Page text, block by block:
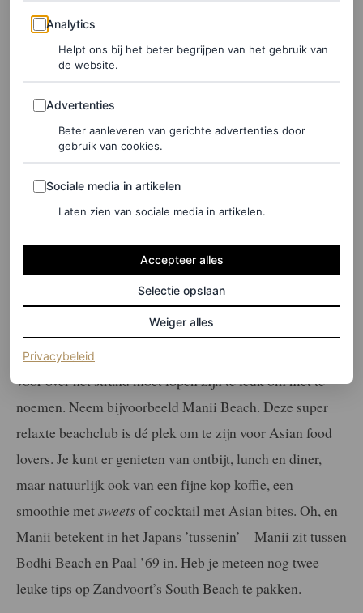
houseen met een heleboel liefde gemaakt.
Pele Surf Shack, Rechtestraat 24, Hoek van Holland
LEES OOK
Zonnige rooftopbars in Amsterdam met
spectaculair uitzicht over de stad
MARJOLEIN VAN DEN BRAND
Manii Beach, Zandvoort
Het liefst houden we dehidden gemsop het Zuidstrand
van Zandvoort nog evenhidden, maar de strandtenten
waar je vanaf het einde van de boulevard nog een stuk
voor over het strand moet lopen zijn té leuk om niet te
noemen. Neem bijvoorbeeld Manii Beach. Deze super
relaxte beachclub is dé plek om te zijn voor Asian food
lovers. Je kunt er genieten van ontbijt, lunch en diner,
maar natuurlijk ook van een fijne kop koffie, een
smoothie metsweetsof cocktail met Asian bites. Oh, en
Manii betekent in het Japans ’tussenin’ – Manii zit tussen
Bodhi Beach en Paal ’69 in. Heb je meteen nog twee
leuke tips op Zandvoort’s South Beach te pakken.
Analytics
Analytics
Helpt ons bij het beter begrijpen van het gebruik van
de website.
Advertenties
Advertenties
Beter aanleveren van gerichte advertenties door
gebruik van cookies.
Sociale media in artikelen
Sociale media in artikelen
Laten zien van sociale media in artikelen.
Accepteer alles
Selectie opslaan
Weiger alles
Privacybeleid